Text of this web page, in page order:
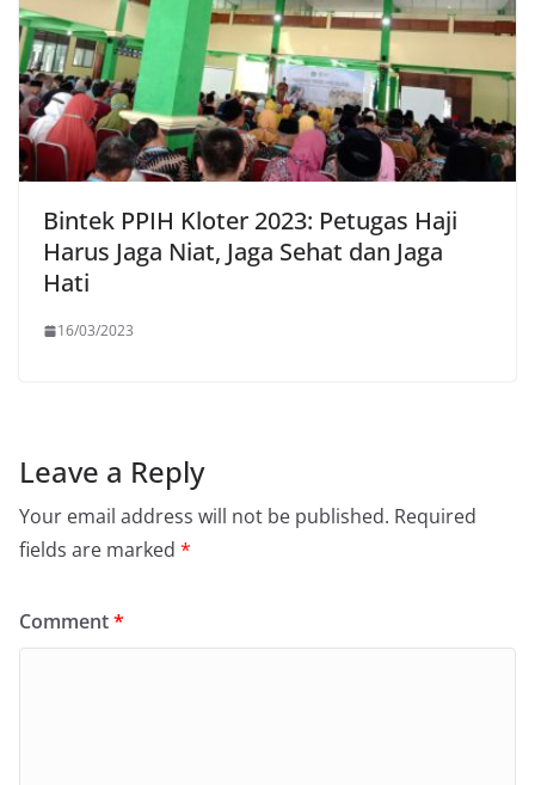
Bintek PPIH Kloter 2023: Petugas Haji
Harus Jaga Niat, Jaga Sehat dan Jaga
Hati
16/03/2023
Leave a Reply
Your email address will not be published. Required
fields are marked *
Comment*